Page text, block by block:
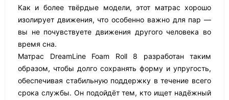
Как и более твёрдые модели, этот матрас хорошо
изолирует движения, что особенно важно для пар —
вы не почувствуете движения другого человека во
время сна.
Матрас DreamLine Foam Roll 8 разработан таким
образом, чтобы долго сохранять форму и упругость,
обеспечивая стабильную поддержку в течение всего
срока службы. Он подойдёт тем, кто ищет надёжный